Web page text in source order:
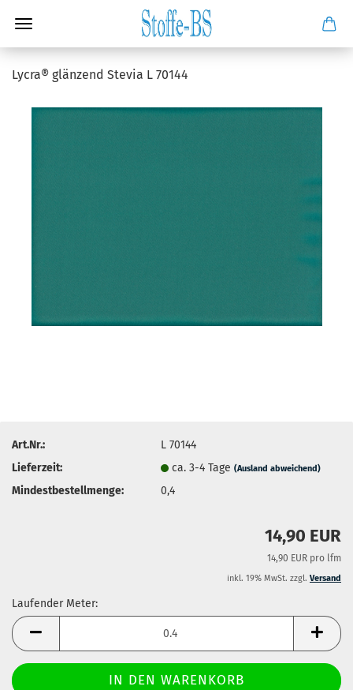
Lycra® glänzend Stevia L 70144
Art.Nr.:
L 70144
Lieferzeit:
ca. 3-4 Tage(Ausland abweichend)
Mindestbestellmenge: 0,4
14,90 EUR
14,90 EUR pro lfm
inkl. 19% MwSt. zzgl. Versand
Laufender Meter:
Laufender
Meter